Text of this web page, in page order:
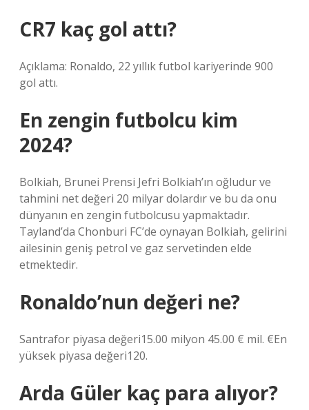
CR7 kaç gol attı?
Açıklama: Ronaldo, 22 yıllık futbol kariyerinde 900
gol attı.
En zengin futbolcu kim
2024?
Bolkiah, Brunei Prensi Jefri Bolkiah’ın oğludur ve
tahmini net değeri 20 milyar dolardır ve bu da onu
dünyanın en zengin futbolcusu yapmaktadır.
Tayland’da Chonburi FC’de oynayan Bolkiah, gelirini
ailesinin geniş petrol ve gaz servetinden elde
etmektedir.
Ronaldo’nun değeri ne?
Santrafor piyasa değeri15.00 milyon 45.00 € mil. €En
yüksek piyasa değeri120.
Arda Güler kaç para alıyor?